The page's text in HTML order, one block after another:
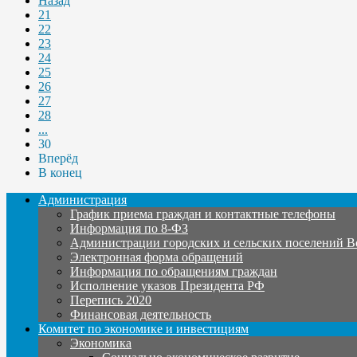
21
22
23
24
25
26
27
28
...
30
Вперёд
В конец
Администрация
График приема граждан и контактные телефоны
Информация по 8-ФЗ
Администрации городских и сельских поселений
Электронная форма обращений
Информация по обращениям граждан
Исполнение указов Президента РФ
Перепись 2020
Финансовая деятельность
Комитет по экономике и инвестициям
Экономика